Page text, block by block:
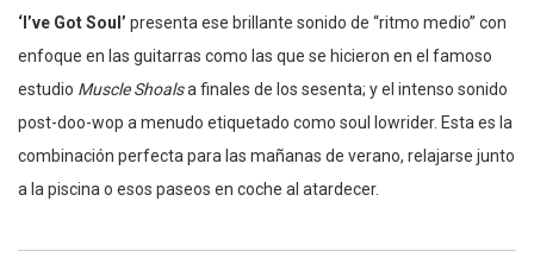
‘I’ve Got Soul’ presenta ese brillante sonido de “ritmo medio” con
enfoque en las guitarras como las que se hicieron en el famoso
estudio Muscle Shoalsa finales de los sesenta; y el intenso sonido
post-doo-wop a menudo etiquetado como soul lowrider. Esta es la
combinación perfecta para las mañanas de verano, relajarse junto
a la piscina o esos paseos en coche al atardecer.